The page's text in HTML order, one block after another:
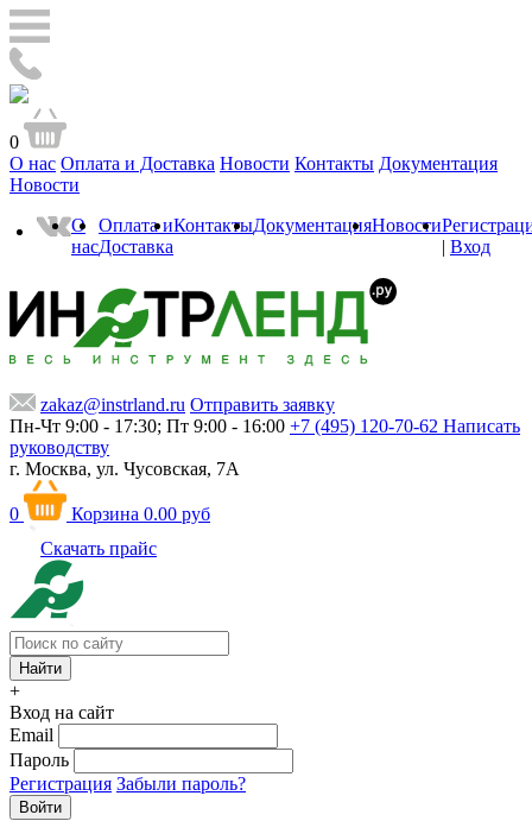
0
О нас Оплата и Доставка Новости Контакты Документация
Новости
О
нас
Оплата и
Доставка
КонтактыДокументацияНовости
| Вход
zakaz@instrland.ru Отправить заявку
Пн-Чт 9:00 - 17:30; Пт 9:00 - 16:00 +7 (495) 120-70-62 Написать
руководству
г. Москва, ул. Чусовская, 7А
0 Корзина 0.00 руб
Скачать прайс
+
Вход на сайт
Email
Пароль
Регистрация Забыли пароль?
Войти